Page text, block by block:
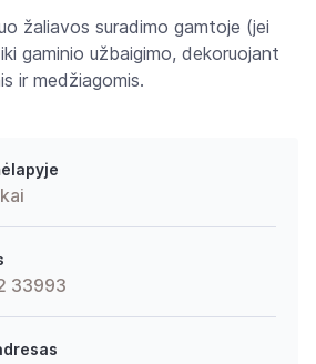
žaliavos suradimo gamtoje (jei
gaminio užbaigimo, dekoruojant
ir medžiagomis.
33993